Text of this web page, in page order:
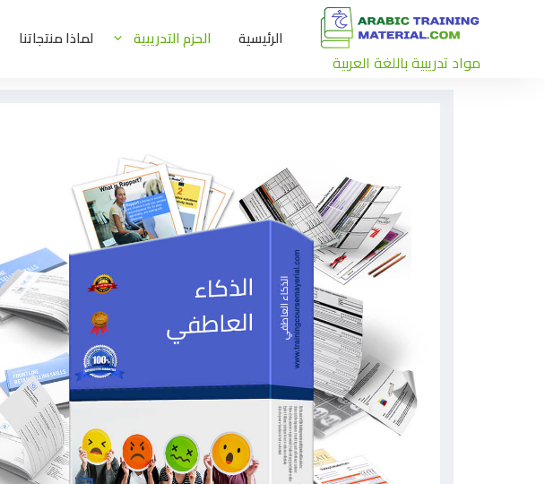
مواد تدريبية باللغة العربية
الرئيسية الحزم التدريبية لماذا منتجاتنا